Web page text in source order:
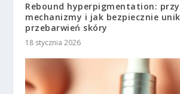
Rebound hyperpigmentation:
mechanizmy i jak bezpiecznie
przebarwień skóry
18 stycznia 2026